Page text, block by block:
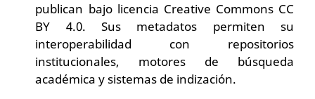
publican bajo licencia Creative Commons CC
BY 4.0. Sus metadatos permiten su
interoperabilidad con repositorios
institucionales, motores de búsqueda
académica y sistemas de indización.